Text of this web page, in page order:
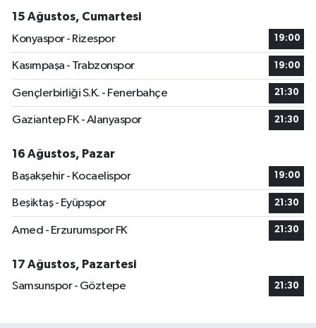
15 Ağustos, Cumartesi
Konyaspor - Rizespor
19:00
Kasımpaşa - Trabzonspor 19:00
Gençlerbirliği S.K. - Fenerbahçe 21:30
Gaziantep FK - Alanyaspor 21:30
16 Ağustos, Pazar
Başakşehir - Kocaelispor
19:00
Beşiktaş - Eyüpspor 21:30
Amed - Erzurumspor FK 21:30
17 Ağustos, Pazartesi
Samsunspor - Göztepe
21:30